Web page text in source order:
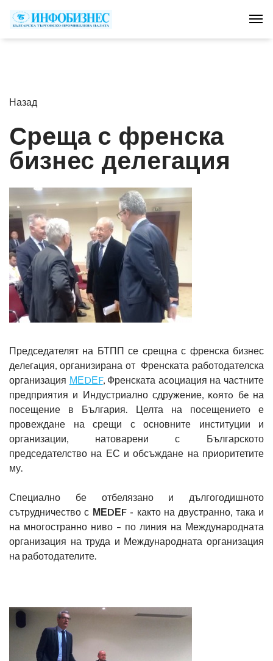
Назад
Среща с френска
бизнес дeлeгaция
Председателят на БТПП се срещна с френска бизнес
дeлeгaция, организирана от Френската работодателска
организация МЕDЕF, Френската асоциация на частните
предприятия и Индустриално сдружение, ĸoятo бe на
посещение в България. Целта на посещението е
провеждане на срещи с основните институции и
организации, натоварени с Българското
председателство на ЕС и обсъждане на приоритетите
му.
Специално бе отбелязано и дългогодишното
сътрудничество с МЕDЕF - както на двустранно, така и
на многостранно ниво – по линия на Международната
организация на труда и Международната организация
на работодателите.